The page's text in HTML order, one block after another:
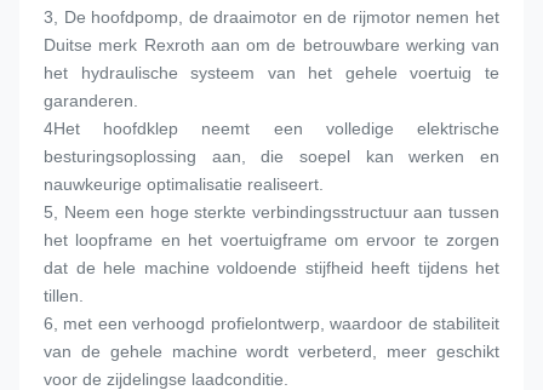
3, De hoofdpomp, de draaimotor en de rijmotor nemen het
Duitse merk Rexroth aan om de betrouwbare werking van
het hydraulische systeem van het gehele voertuig te
garanderen.
4Het hoofdklep neemt een volledige elektrische
besturingsoplossing aan, die soepel kan werken en
nauwkeurige optimalisatie realiseert.
5, Neem een hoge sterkte verbindingsstructuur aan tussen
het loopframe en het voertuigframe om ervoor te zorgen
dat de hele machine voldoende stijfheid heeft tijdens het
tillen.
6, met een verhoogd profielontwerp, waardoor de stabiliteit
van de gehele machine wordt verbeterd, meer geschikt
voor de zijdelingse laadconditie.